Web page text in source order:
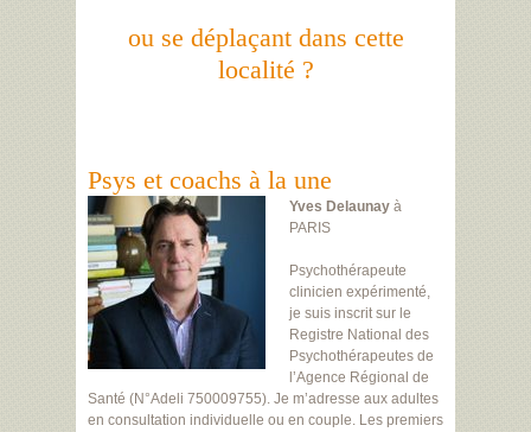
ou se déplaçant dans cette
localité ?
Psys et coachs à la une
Yves Delaunay à
PARIS
Psychothérapeute
clinicien expérimenté,
je suis inscrit sur le
Registre National des
Psychothérapeutes de
l’Agence Régional de
Santé (N°Adeli 750009755). Je m’adresse aux adultes
en consultation individuelle ou en couple. Les premiers